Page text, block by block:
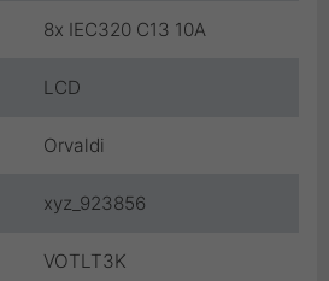
8x IEC320 C13 10A
LCD
Orvaldi
xyz_923856
VOTLT3K